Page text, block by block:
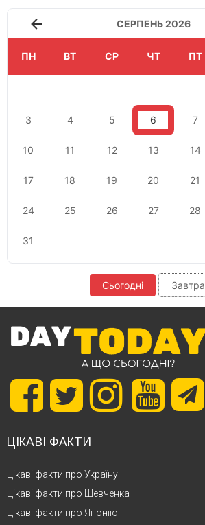
СЕРПЕНЬ 2026
ПН ВТ СР ЧТ ПТ
3 4 5 6 7
10 11 12 13 14
17 18 19 20 21
24 25 26 27 28
31
Сьогодні Завтра
ЦІКАВІ ФАКТИ
Цікаві факти про Україну
Цікаві факти про Шевченка
Цікаві факти про Японію